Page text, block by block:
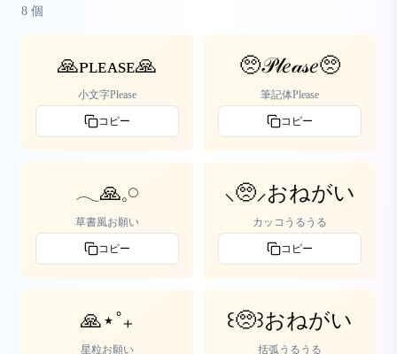
8 個
🙏ᴘʟᴇᴀsᴇ🙏
小文字Please
コピー
🥺𝒫𝓁𝑒𝒶𝓈𝑒🥺
筆記体Please
コピー
𓂃🙏𓈒𓏸
草書風お願い
コピー
⸜🥺⸝おねがい
カッコうるうる
コピー
🙏⋆˚₊
星粒お願い
꒰🥺꒱おねがい
括弧うるうる